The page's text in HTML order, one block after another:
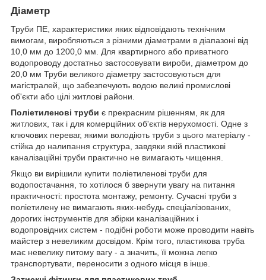
Діаметр
Труби ПЕ, характеристики яких відповідають технічним
вимогам, виробляються з різними діаметрами в діапазоні від
10,0 мм до 1200,0 мм. Для квартирного або приватного
водопроводу достатньо застосовувати вироби, діаметром до
20,0 мм Труби великого діаметру застосовуються для
магістралей, що забезпечують водою великі промислові
об'єкти або цілі житлові райони.
Поліетиленові труби є прекрасним рішенням, як для
житлових, так і для комерційних об'єктів нерухомості. Одне з
ключових переваг, якими володіють труби з цього матеріалу -
стійка до налипання структура, завдяки якій пластикові
каналізаційні труби практично не вимагають чищення.
Якщо ви вирішили купити поліетиленові труби для
водопостачання, то хотілося б звернути увагу на питання
практичності: простота монтажу, ремонту. Сучасні труби з
поліетилену не вимагають яких-небудь спеціалізованих,
дорогих інструментів для збірки каналізаційних і
водопровідних систем - подібні роботи може проводити навіть
майстер з невеликим досвідом. Крім того, пластикова труба
має невелику питому вагу - а значить, її можна легко
транспортувати, переносити з одного місця в інше.